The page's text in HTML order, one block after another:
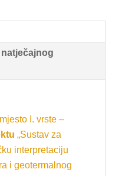
I. vrste –
„Sustav za
interpretaciju
i geotermalnog